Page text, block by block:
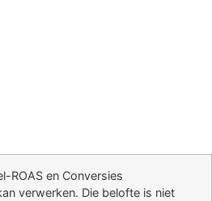
ROAS en Conversies
verwerken. Die belofte is niet